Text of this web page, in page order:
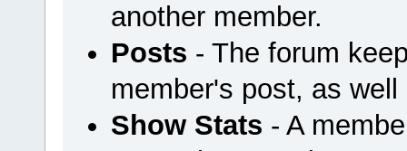
another member.
Posts - The forum
member's post, as
Show Stats - A